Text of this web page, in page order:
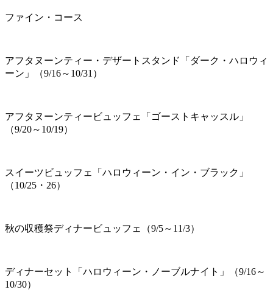
ファイン・コース
アフタヌーンティー・デザートスタンド「ダーク・ハロウィ
ーン」（9/16～10/31）
アフタヌーンティービュッフェ「ゴーストキャッスル」
（9/20～10/19）
スイーツビュッフェ「ハロウィーン・イン・ブラック」
（10/25・26）
秋の収穫祭ディナービュッフェ（9/5～11/3）
ディナーセット「ハロウィーン・ノーブルナイト」（9/16～
10/30）